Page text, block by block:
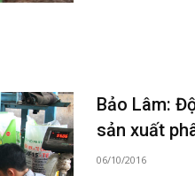
Bảo Lâm:
sản xuất
06/10/2016